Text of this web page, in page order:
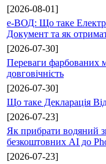
[2026-08-01]
е-ВОД: Що таке
Документ та як
[2026-07-30]
Переваги фарбованих
довговічність
[2026-07-30]
Що таке Декларація
[2026-07-23]
Як прибрати водяний
безкоштовних AI до
[2026-07-23]